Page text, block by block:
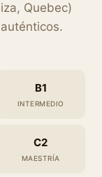
Quebec)
B1
INTERMEDIO
C2
MAESTRÍA